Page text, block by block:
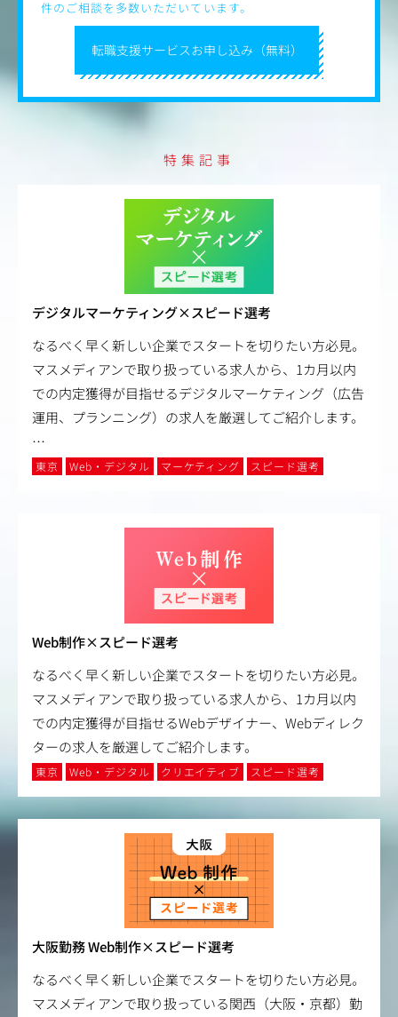
転職支援サービスお申し込み（無料）
件のご相談を多数いただいています。
特集記事
デジタルマーケティング×スピード選考
なるべく早く新しい企業でスタートを切りたい方必見。
マスメディアンで取り扱っている求人から、1カ月以内
での内定獲得が目指せるデジタルマーケティング（広告
運用、プランニング）の求人を厳選してご紹介します。
…
東京 Web・デジタル マーケティング スピード選考
Web制作×スピード選考
なるべく早く新しい企業でスタートを切りたい方必見。
マスメディアンで取り扱っている求人から、1カ月以内
での内定獲得が目指せるWebデザイナー、Webディレク
ターの求人を厳選してご紹介します。
東京 Web・デジタル クリエイティブ スピード選考
大阪勤務 Web制作×スピード選考
なるべく早く新しい企業でスタートを切りたい方必見。
マスメディアンで取り扱っている関西（大阪・京都）勤